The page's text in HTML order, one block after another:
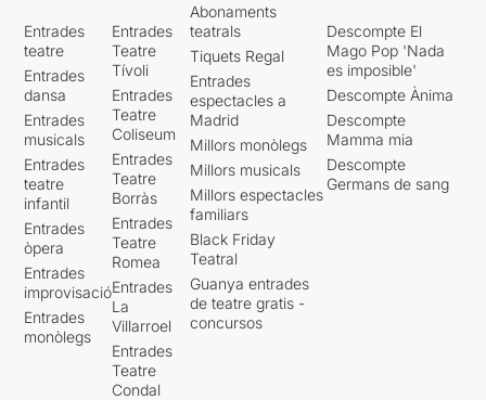
Entrades
teatre
Entrades
dansa
Entrades
musicals
Entrades
teatre
infantil
Entrades
òpera
Entrades
improvisació
Entrades
monòlegs
Entrades
Teatre
Tívoli
Entrades
Teatre
Coliseum
Entrades
Teatre
Borràs
Entrades
Teatre
Romea
Entrades
La
Villarroel
Entrades
Teatre
Condal
Abonaments
teatrals
Tiquets Regal
Entrades
espectacles a
Madrid
Millors monòlegs
Millors musicals
Millors espectacles
familiars
Black Friday
Teatral
Guanya entrades
de teatre gratis -
concursos
Descompte El
Mago Pop 'Nada
es imposible'
Descompte Ànima
Descompte
Mamma mia
Descompte
Germans de sang